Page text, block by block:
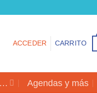
ACCEDER CARRITO
Agendas y más